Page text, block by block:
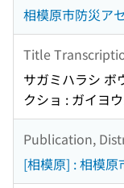
相模原市防災ア
Title
サガミハラシ ボ
クショ : ガイヨ
Publication,
[相模原] : 相模原